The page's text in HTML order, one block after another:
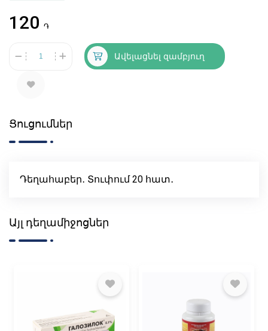
120 ֏
Ավելացնել զամբյուղ
Ցուցումներ
Դեղահաբեր․ Տուփում 20 հատ․
Այլ դեղամիջոցներ